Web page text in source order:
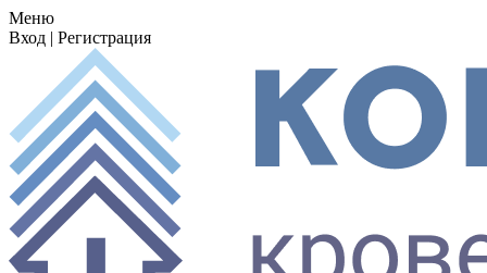
Меню
Вход | Регистрация